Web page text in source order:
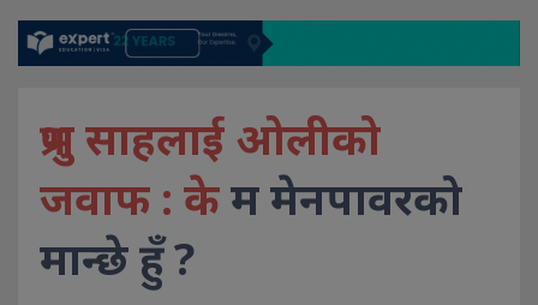
प्रभु साहलाई ओलीको
जवाफ : केम मेनपावरको
मान्छे हुँ ?